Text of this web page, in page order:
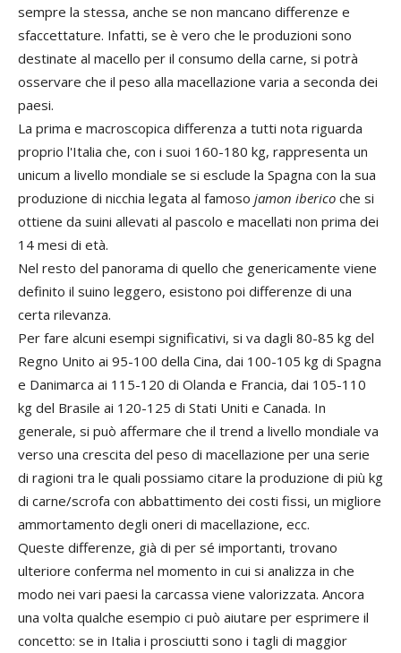
sempre la stessa, anche se non mancano differenze e
sfaccettature. Infatti, se è vero che le produzioni sono
destinate al macello per il consumo della carne, si potrà
osservare che il peso alla macellazione varia a seconda dei
paesi.
La prima e macroscopica differenza a tutti nota riguarda
proprio l'Italia che, con i suoi 160-180 kg, rappresenta un
unicum a livello mondiale se si esclude la Spagna con la sua
produzione di nicchia legata al famoso jamon iberico che si
ottiene da suini allevati al pascolo e macellati non prima dei
14 mesi di età.
Nel resto del panorama di quello che genericamente viene
definito il suino leggero, esistono poi differenze di una
certa rilevanza.
Per fare alcuni esempi significativi, si va dagli 80-85 kg del
Regno Unito ai 95-100 della Cina, dai 100-105 kg di Spagna
e Danimarca ai 115-120 di Olanda e Francia, dai 105-110
kg del Brasile ai 120-125 di Stati Uniti e Canada. In
generale, si può affermare che il trend a livello mondiale va
verso una crescita del peso di macellazione per una serie
di ragioni tra le quali possiamo citare la produzione di più kg
di carne/scrofa con abbattimento dei costi fissi, un migliore
ammortamento degli oneri di macellazione, ecc.
Queste differenze, già di per sé importanti, trovano
ulteriore conferma nel momento in cui si analizza in che
modo nei vari paesi la carcassa viene valorizzata. Ancora
una volta qualche esempio ci può aiutare per esprimere il
concetto: se in Italia i prosciutti sono i tagli di maggior